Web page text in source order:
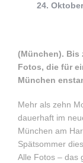
24.
(München). Bis
Fotos, die für
München
Mehr als zehn
dauerhaft im
München am
Spätsommer
Alle Fotos – das